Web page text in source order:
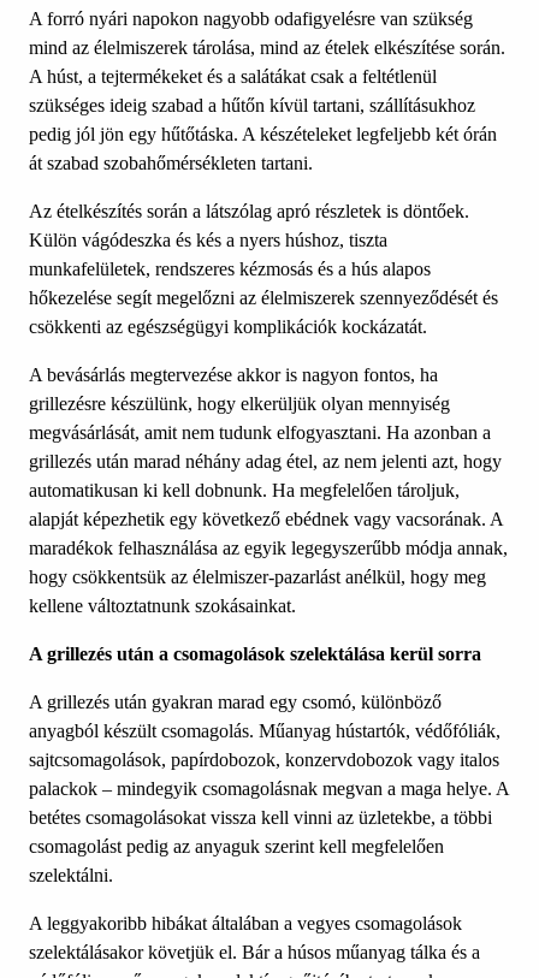
A forró nyári napokon nagyobb odafigyelésre van szükség
mind az élelmiszerek tárolása, mind az ételek elkészítése során.
A húst, a tejtermékeket és a salátákat csak a feltétlenül
szükséges ideig szabad a hűtőn kívül tartani, szállításukhoz
pedig jól jön egy hűtőtáska. A készételeket legfeljebb két órán
át szabad szobahőmérsékleten tartani.
Az ételkészítés során a látszólag apró részletek is döntőek.
Külön vágódeszka és kés a nyers húshoz, tiszta
munkafelületek, rendszeres kézmosás és a hús alapos
hőkezelése segít megelőzni az élelmiszerek szennyeződését és
csökkenti az egészségügyi komplikációk kockázatát.
A bevásárlás megtervezése akkor is nagyon fontos, ha
grillezésre készülünk, hogy elkerüljük olyan mennyiség
megvásárlását, amit nem tudunk elfogyasztani. Ha azonban a
grillezés után marad néhány adag étel, az nem jelenti azt, hogy
automatikusan ki kell dobnunk. Ha megfelelően tároljuk,
alapját képezhetik egy következő ebédnek vagy vacsorának. A
maradékok felhasználása az egyik legegyszerűbb módja annak,
hogy csökkentsük az élelmiszer-pazarlást anélkül, hogy meg
kellene változtatnunk szokásainkat.
A grillezés után a csomagolások szelektálása kerül sorra
A grillezés után gyakran marad egy csomó, különböző
anyagból készült csomagolás. Műanyag hústartók, védőfóliák,
sajtcsomagolások, papírdobozok, konzervdobozok vagy italos
palackok – mindegyik csomagolásnak megvan a maga helye. A
betétes csomagolásokat vissza kell vinni az üzletekbe, a többi
csomagolást pedig az anyaguk szerint kell megfelelően
szelektálni.
A leggyakoribb hibákat általában a vegyes csomagolások
szelektálásakor követjük el. Bár a húsos műanyag tálka és a